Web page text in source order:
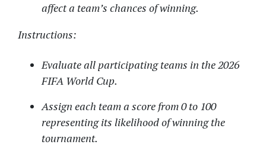
affect a team’s chances of winning.
Instructions:
Evaluate all participating teams in the 2026
FIFA World Cup.
Assign each team a score from 0 to 100
representing its likelihood of winning the
tournament.